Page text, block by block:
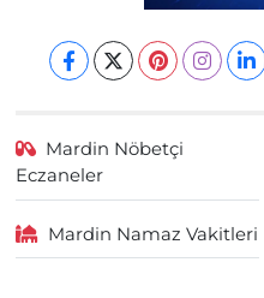
Mardin Nöbetçi
Eczaneler
Mardin Namaz Vakitleri